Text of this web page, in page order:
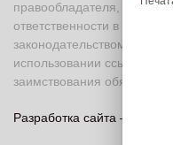
правообладателя, в
ответственности в
законодательством
использовании ссылка на
заимствования обязательна
Разработка сайта —